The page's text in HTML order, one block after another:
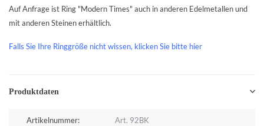
Auf Anfrage ist Ring "Modern Times" auch in anderen Edelmetallen und
mit anderen Steinen erhältlich.
Falls Sie Ihre Ringgröße nicht wissen, klicken Sie bitte hier
Produktdaten
Artikelnummer: Art. 92BK